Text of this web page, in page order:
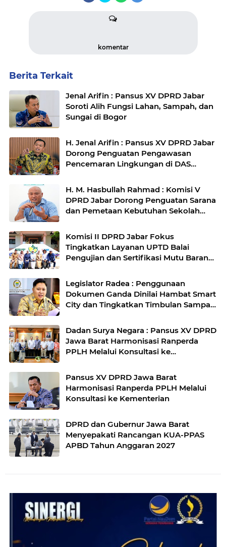
komentar
Berita Terkait
Jenal Arifin : Pansus XV DPRD Jabar
Soroti Alih Fungsi Lahan, Sampah, dan
Sungai di Bogor
H. Jenal Arifin : Pansus XV DPRD Jabar
Dorong Penguatan Pengawasan
Pencemaran Lingkungan di DAS
H. M. Hasbullah Rahmad : Komisi V
DPRD Jabar Dorong Penguatan Sarana
dan Pemetaan Kebutuhan Sekolah
Komisi II DPRD Jabar Fokus
Tingkatkan Layanan UPTD Balai
Pengujian dan Sertifikasi Mutu Barang
Legislator Radea : Penggunaan
Dokumen Ganda Dinilai Hambat Smart
City dan Tingkatkan Timbulan Sampah
Dadan Surya Negara : Pansus XV DPRD
Jawa Barat Harmonisasi Ranperda
PPLH Melalui Konsultasi ke
Pansus XV DPRD Jawa Barat
Harmonisasi Ranperda PPLH Melalui
Konsultasi ke Kementerian
DPRD dan Gubernur Jawa Barat
Menyepakati Rancangan KUA-PPAS
APBD Tahun Anggaran 2027